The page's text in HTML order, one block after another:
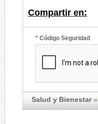
Compartir en:
* Código Seguridad
Salud y Bienestar»